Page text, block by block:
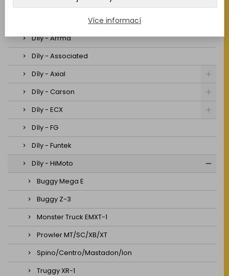
Náhradní díly
Díly - Arrma
Díly - Associated
Díly - Axial
Díly - Carson
Díly - ECX
Díly - FG
Díly - Funtek
Díly - HiMoto
Buggy Mega E
Buggy Z-3
Monster Truck EMXT-1
Prowler MT/SC/XB/XT
Spino/Centro/Mastadon/Ion
Truggy XR-1
Více informací